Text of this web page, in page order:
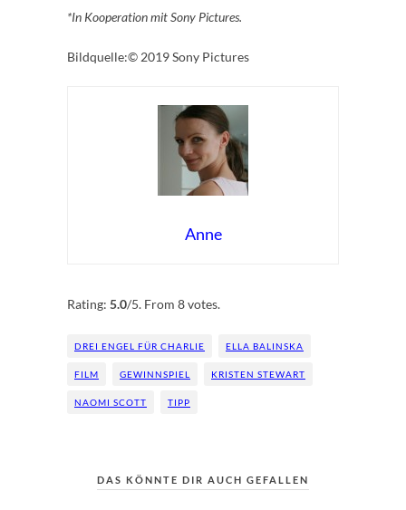
*In Kooperation mit Sony Pictures.
Bildquelle:© 2019 Sony Pictures
Anne
Rating: 5.0/5. From 8 votes.
DREI ENGEL FÜR CHARLIE ELLA BALINSKA
FILM GEWINNSPIEL KRISTEN STEWART
NAOMI SCOTT TIPP
DAS KÖNNTE DIR AUCH GEFALLEN